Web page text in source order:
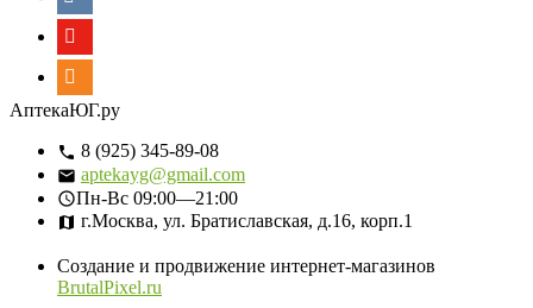
АптекаЮГ.ру
8 (925) 345-89-08
aptekayg@gmail.com
Пн-Вс 09:00—21:00
г.Москва, ул. Братиславская, д.16, корп.1
Создание и продвижение интернет-магазинов
BrutalPixel.ru